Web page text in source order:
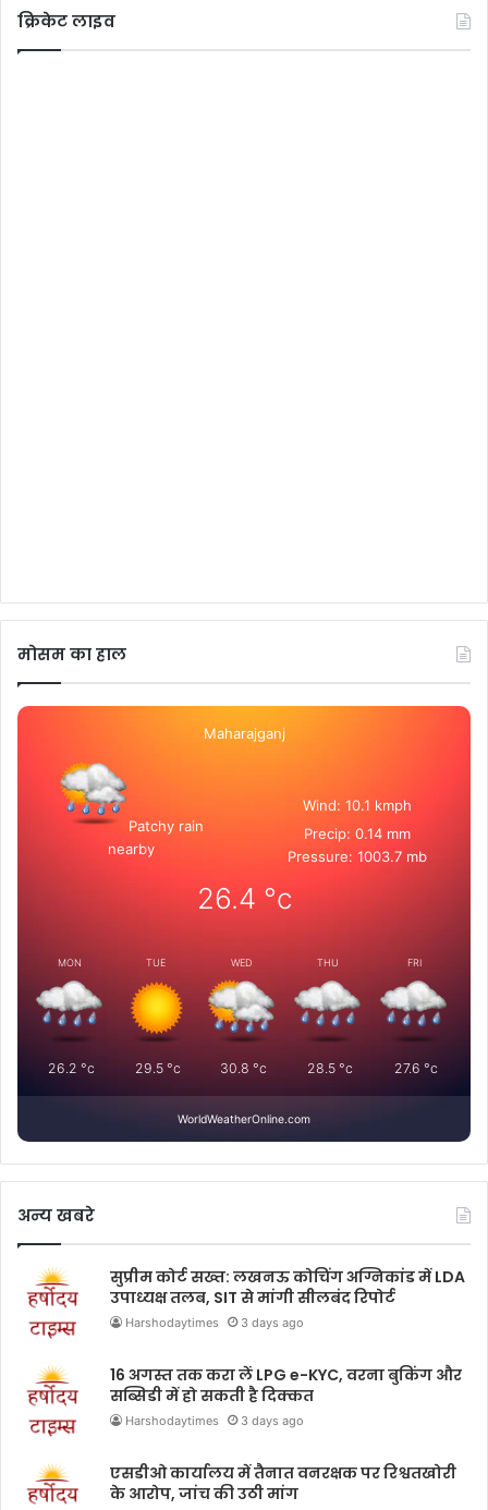
क्रिकेट लाइव
मोसम का हाल
Maharajganj
Patchy rain
nearby
Wind: 10.1 kmph
Precip: 0.14 mm
Pressure: 1003.7 mb
26.4 °c
MON
26.2 °c
TUE
29.5°c
WED
30.8 °c
THU
28.5 °c
FRI
27.6 °c
WorldWeatherOnline.com
अन्य खबरे
सुप्रीम कोर्ट सख्त: लखनऊ कोचिंग अग्निकांड में LDA
उपाध्यक्ष तलब, SIT से मांगी सीलबंद रिपोर्ट
Harshodaytimes 3 days ago
16 अगस्त तक करा लें LPG e-KYC, वरना बुकिंग और
सब्सिडी में हो सकती है दिक्कत
Harshodaytimes 3 days ago
एसडीओ कार्यालय में तैनात वनरक्षक पर रिश्वतखोरी
के आरोप, जांच की उठी मांग